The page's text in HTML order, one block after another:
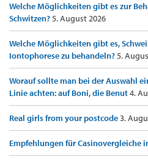
Welche Möglichkeiten gibt es zur
Schwitzen?5. August 2026
Welche Möglichkeiten gibt es,
Iontophorese zu behandeln?5.
Worauf sollte man bei der Auswahl
Linie achten: auf Boni, die Benut4.
Real girls from your postcode3.
Empfehlungen für Casinovergleiche